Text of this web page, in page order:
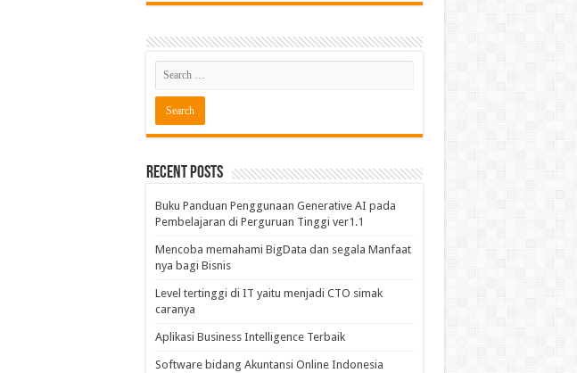
Recent Posts
Buku Panduan Penggunaan Generative AI pada
Pembelajaran di Perguruan Tinggi ver1.1
Mencoba memahami BigData dan segala Manfaat
nya bagi Bisnis
Level tertinggi di IT yaitu menjadi CTO simak
caranya
Aplikasi Business Intelligence Terbaik
Software bidang Akuntansi Online Indonesia